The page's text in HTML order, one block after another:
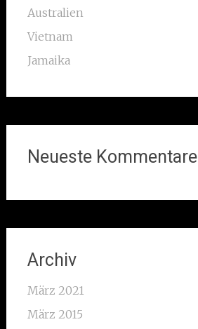
Australien
Vietnam
Jamaika
Neueste Kommentare
Archiv
März 2021
März 2015